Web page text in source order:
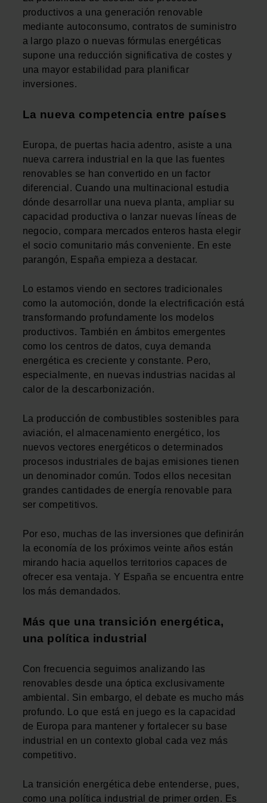
productivos a una generación renovable
mediante autoconsumo, contratos de suministro
a largo plazo o nuevas fórmulas energéticas
supone una reducción significativa de costes y
una mayor estabilidad para planificar
inversiones.
La nueva competencia entre países
Europa, de puertas hacia adentro, asiste a una
nueva carrera industrial en la que las fuentes
renovables se han convertido en un factor
diferencial. Cuando una multinacional estudia
dónde desarrollar una nueva planta, ampliar su
capacidad productiva o lanzar nuevas líneas de
negocio, compara mercados enteros hasta elegir
el socio comunitario más conveniente. En este
parangón, España empieza a destacar.
Lo estamos viendo en sectores tradicionales
como la automoción, donde la electrificación está
transformando profundamente los modelos
productivos. También en ámbitos emergentes
como los centros de datos, cuya demanda
energética es creciente y constante. Pero,
especialmente, en nuevas industrias nacidas al
calor de la descarbonización.
La producción de combustibles sostenibles para
aviación, el almacenamiento energético, los
nuevos vectores energéticos o determinados
procesos industriales de bajas emisiones tienen
un denominador común. Todos ellos necesitan
grandes cantidades de energía renovable para
ser competitivos.
Por eso, muchas de las inversiones que definirán
la economía de los próximos veinte años están
mirando hacia aquellos territorios capaces de
ofrecer esa ventaja. Y España se encuentra entre
los más demandados.
Más que una transición energética,
una política industrial
Con frecuencia seguimos analizando las
renovables desde una óptica exclusivamente
ambiental. Sin embargo, el debate es mucho más
profundo. Lo que está en juego es la capacidad
de Europa para mantener y fortalecer su base
industrial en un contexto global cada vez más
competitivo.
La transición energética debe entenderse, pues,
como una política industrial de primer orden. Es